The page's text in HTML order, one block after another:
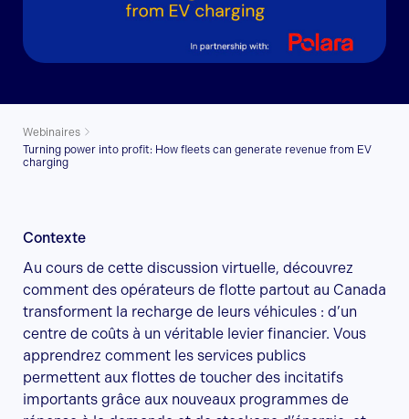
Webinaires
Turning power into profit: How fleets can generate revenue from EV
charging
Contexte
Au cours de cette discussion virtuelle, découvrez
comment des opérateurs de flotte partout au Canada
transforment la recharge de leurs véhicules : d’un
centre de coûts à un véritable levier financier. Vous
apprendrez comment les services publics
permettent aux flottes de toucher des incitatifs
importants grâce aux nouveaux programmes de